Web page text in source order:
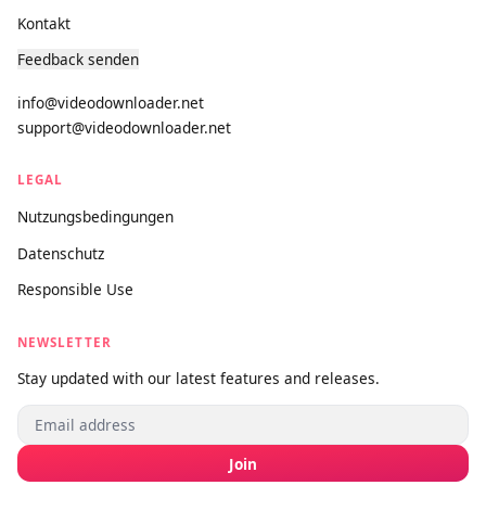
Schnell, Premium und dauerhaft kostenlos.
Video Downloader
SUPPORT
Über uns
Kontakt
info@videodownloader.net
support@videodownloader.net
LEGAL